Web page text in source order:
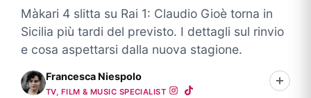
Màkari 4 slitta su Rai 1: Claudio Gioè torna in
Sicilia più tardi del previsto. I dettagli sul rinvio
e cosa aspettarsi dalla nuova stagione.
Francesca Niespolo
TV, FILM & MUSIC SPECIALIST